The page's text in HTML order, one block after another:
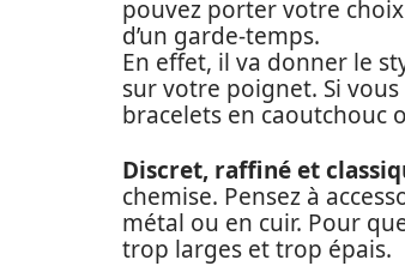
pouvez porter votre
d’un garde-temps.
En effet, il va donner le
sur votre poignet. Si
bracelets en caoutchouc
Discret, raffiné et
chemise. Pensez à
métal ou en cuir. Pour
trop larges et trop épais.